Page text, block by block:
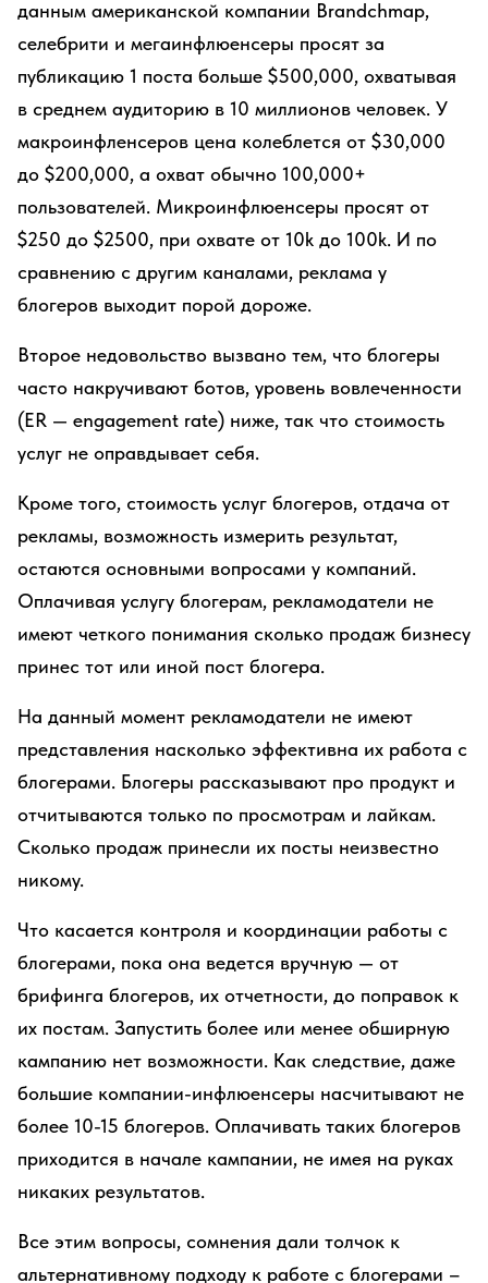
данным американской компании Brandchmap,
селебрити и мегаинфлюенсеры просят за
публикацию 1 поста больше $500,000, охватывая
в среднем аудиторию в 10 миллионов человек. У
макроинфленсеров цена колеблется от $30,000
до $200,000, а охват обычно 100,000+
пользователей. Микроинфлюенсеры просят от
$250 до $2500, при охвате от 10k до 100k. И по
сравнению с другим каналами, реклама у
блогеров выходит порой дороже.
Второе недовольство вызвано тем, что блогеры
часто накручивают ботов, уровень вовлеченности
(ER — engagement rate) ниже, так что стоимость
услуг не оправдывает себя.
Кроме того, стоимость услуг блогеров, отдача от
рекламы, возможность измерить результат,
остаются основными вопросами у компаний.
Оплачивая услугу блогерам, рекламодатели не
имеют четкого понимания сколько продаж бизнесу
принес тот или иной пост блогера.
На данный момент рекламодатели не имеют
представления насколько эффективна их работа с
блогерами. Блогеры рассказывают про продукт и
отчитываются только по просмотрам и лайкам.
Сколько продаж принесли их посты неизвестно
никому.
Что касается контроля и координации работы с
блогерами, пока она ведется вручную — от
брифинга блогеров, их отчетности, до поправок к
их постам. Запустить более или менее обширную
кампанию нет возможности. Как следствие, даже
большие компании-инфлюенсеры насчитывают не
более 10-15 блогеров. Оплачивать таких блогеров
приходится в начале кампании, не имея на руках
никаких результатов.
Все этим вопросы, сомнения дали толчок к
альтернативному подходу к работе с блогерами –